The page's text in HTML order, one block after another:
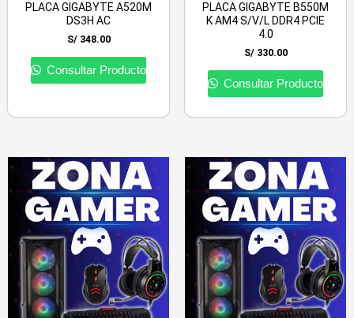
PLACA GIGABYTE A520M
DS3H AC
S/348.00
Consultar Producto
PLACA GIGABYTE B550M
K AM4 S/V/L DDR4 PCIE
4.0
S/330.00
Consultar Producto